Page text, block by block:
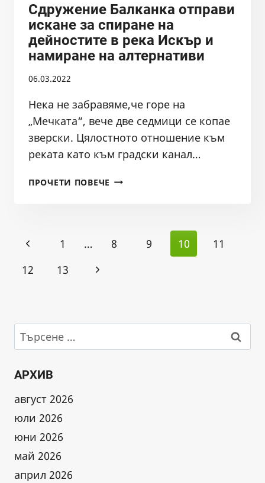
Сдружение Балканка отправи
искане за спиране на
дейностите в река Искър и
намиране на алтернативи
06.03.2022
Нека не забравяме,че горе на
„Мечката“, вече две седмици се копае
зверски. Цялостното отношение към
реката като към градски канал…
ПРОЧЕТИ ПОВЕЧЕ СДРУЖЕНИЕ
СПИРАНЕ
Page
Previous
Page
1 … 8 9 10
11
12
13
Next
Търсене
за:
АРХИВ
август 2026
юли 2026
юни 2026
май 2026
април 2026